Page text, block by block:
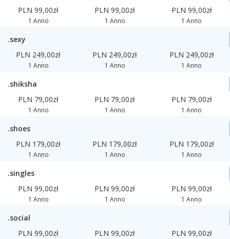
PLN 99,00zł
1 Anno
PLN 99,00zł
1 Anno
PLN 99,00zł
1 Anno
.sexy
PLN 249,00zł
1 Anno
PLN 249,00zł
1 Anno
PLN 249,00zł
1 Anno
.shiksha
PLN 79,00zł
1 Anno
PLN 79,00zł
1 Anno
PLN 79,00zł
1 Anno
.shoes
PLN 179,00zł
1 Anno
PLN 179,00zł
1 Anno
PLN 179,00zł
1 Anno
.singles
PLN 99,00zł
1 Anno
PLN 99,00zł
1 Anno
PLN 99,00zł
1 Anno
.social
PLN 99,00zł
PLN 99,00zł PLN 99,00zł